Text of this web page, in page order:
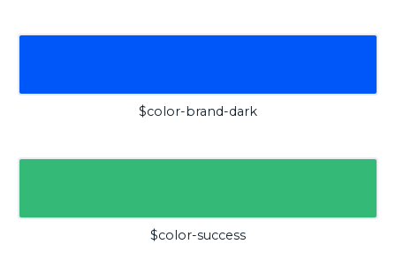
$color-brand-dark
$color-success